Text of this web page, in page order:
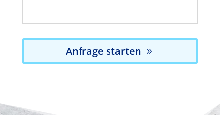
Anfrage starten